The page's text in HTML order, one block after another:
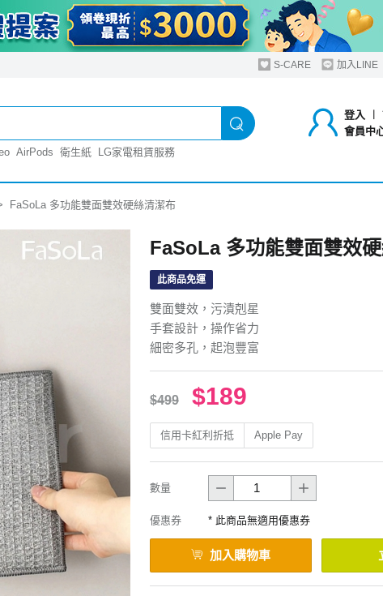
S-CARE 加入LINE
登入 ︱
會員中
AirPods 衛生紙 LG家電租賃服務
FaSoLa 多功能雙面雙效硬絲清潔布
FaSoLa 多功能雙面雙效
此商品免運
雙面雙效，污漬剋星
手套設計，操作省力
細密多孔，起泡豐富
$499 $189
信用卡紅利折抵 Apple Pay
數量
優惠券 * 此商品無適用優惠券
加入購物車